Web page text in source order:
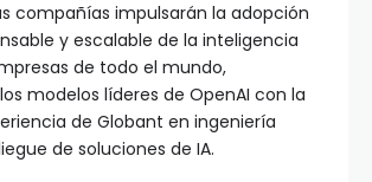
compañías impulsarán la adopción
y escalable de la inteligencia
de todo el mundo,
modelos líderes de OpenAI con la
de Globant en ingeniería
de soluciones de IA.